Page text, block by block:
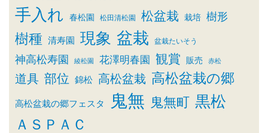
手入れ 春松園 松田清松園 松盆栽 栽培 樹形
樹種 清寿園 現象 盆栽 盆栽たいそう
神高松寿園 綾松園 花澤明春園 観賞 販売 赤松
道具 部位 錦松 高松盆栽 高松盆栽の郷
高松盆栽の郷フェスタ 鬼無 鬼無町 黒松
ＡＳＰＡＣ